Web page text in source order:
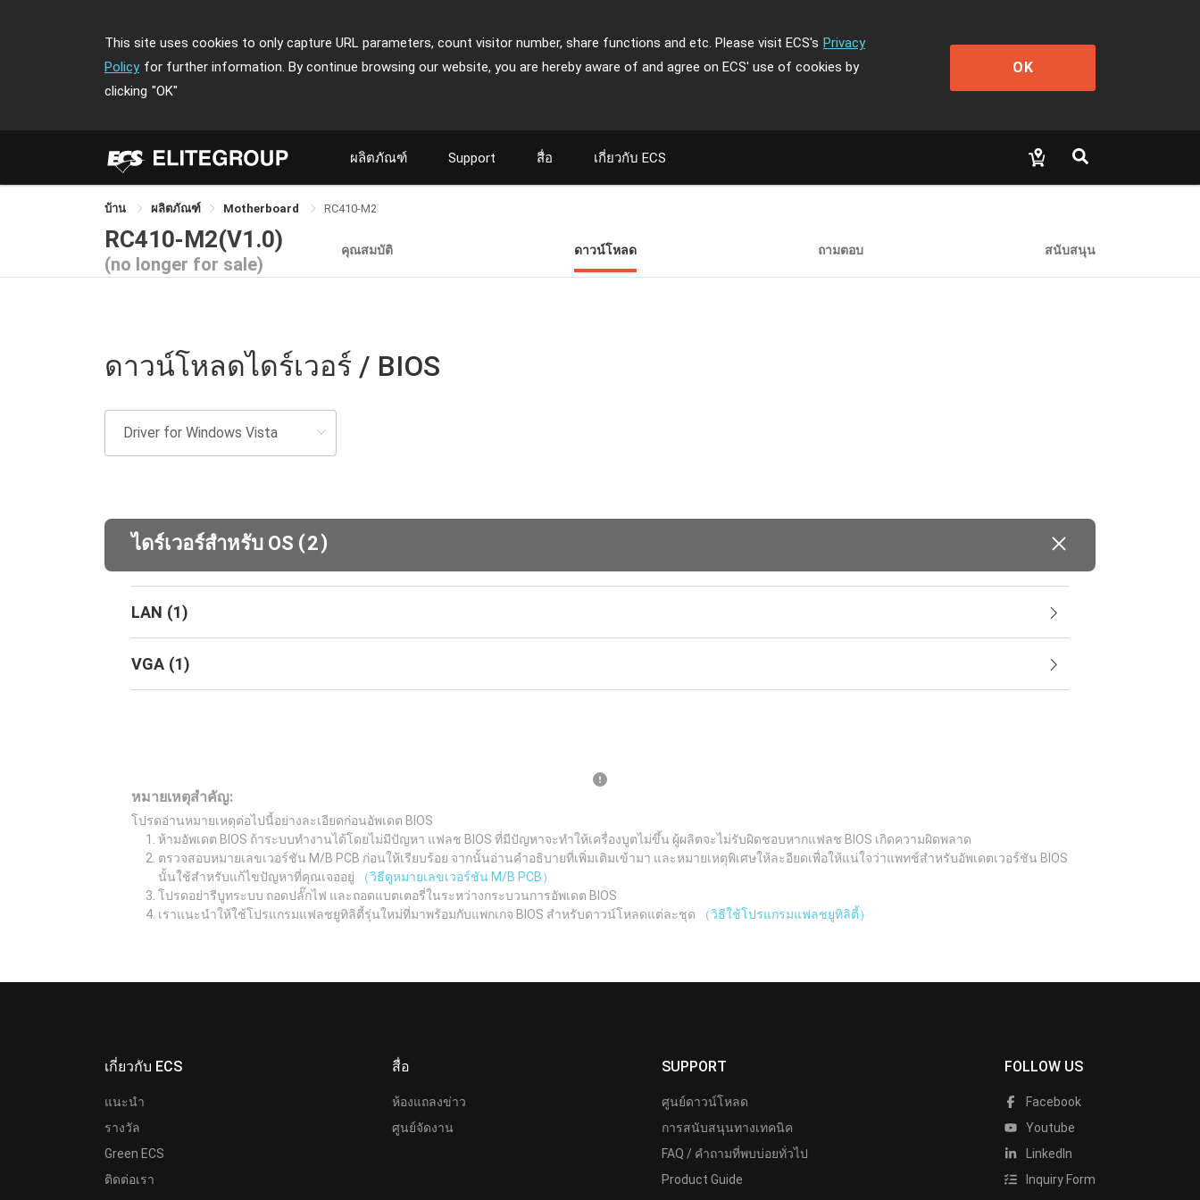
This site uses cookies to only capture URL parameters, count visitor number, share functions and etc. Please visit ECS's Privacy
Policy for further information. By continue browsing our website, you are hereby aware of and agree on ECS' use of cookies by
clicking "OK"
OK
ผลิตภัณฑ์ Support สื่อ เกี่ยวกับ ECS
บ้าน ผลิตภัณฑ์ Motherboard RC410-M2
RC410-M2(V1.0)
(no longer for sale)
คุณสมบัติ ดาวน์โหลด ถามตอบ สนับสนุน
ดาวน์โหลดไดร์เวอร์ / BIOS
ไดร์เวอร์สำหรับ OS (2)
LAN (1)
VGA (1)
หมายเหตุสำคัญ:
โปรดอ่านหมายเหตุต่อไปนี้อย่างละเอียดก่อนอัพเดต BIOS
ห้ามอัพเดต BIOS ถ้าระบบทำงานได้โดยไม่มีปัญหา แฟลช BIOS ที่มีปัญหาจะทำให้เครื่องบูตไม่ขึ้น ผู้ผลิตจะไม่รับผิดชอบหากแฟลช BIOS เกิดความผิดพลาด
ตรวจสอบหมายเลขเวอร์ชัน M/B PCB ก่อนให้เรียบร้อย จากนั้นอ่านคำอธิบายที่เพิ่มเติมเข้ามา และหมายเหตุพิเศษให้ละอียดเพื่อให้แน่ใจว่าแพทช์สำหรับอัพเดตเวอร์ชัน BIOS
นั้นใช้สำหรับแก้ไขปัญหาที่คุณเจออยู่
（วิธีดูหมายเลขเวอร์ชัน M/B PCB）
โปรดอย่ารีบูทระบบ ถอดปลั๊กไฟ และถอดแบตเตอรี่ในระหว่างกระบวนการอัพเดต BIOS
เราแนะนำให้ใช้โปรแกรมแฟลชยูทิลิตี้รุ่นใหม่ที่มาพร้อมกับแพกเกจ BIOS สำหรับดาวน์โหลดแต่ละชุด
（วิธีใช้โปรแกรมแฟลชยูทิลิตี้）
เกี่ยวกับ ECS
แนะนำ
รางวัล
Green ECS
ติดต่อเรา
สื่อ
ห้องแถลงข่าว
ศูนย์จัดงาน
SUPPORT
ศูนย์ดาวน์โหลด
การสนับสนุนทางเทคนิค
FAQ / คำถามที่พบบ่อยทั่วไป
Product Guide
FOLLOW US
Facebook
Youtube
LinkedIn
Inquiry Form